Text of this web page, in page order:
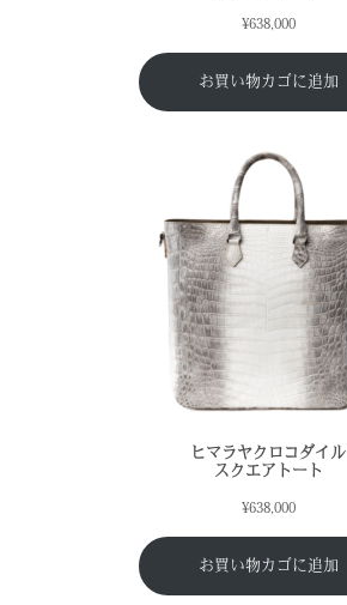
¥638,000
お買い物カゴに追加
ヒマラヤクロコダイル
スクエアトート
¥638,000
お買い物カゴに追加